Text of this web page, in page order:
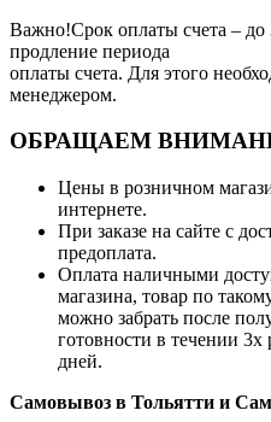
Важно!Срок оплаты счета –
продление периода
оплаты счета. Для этого
менеджером.
ОБРАЩАЕМ
Цены в розничном
интернете.
При заказе на сайте с
предоплата.
Оплата наличными
магазина, товар по
можно забрать после
готовности в течении 3х
дней.
Самовывоз в Тольятти и